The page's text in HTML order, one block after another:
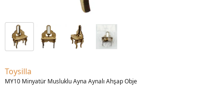
Toysilla
MY10 Minyatür Musluklu Ayna Aynalı Ahşap Obje